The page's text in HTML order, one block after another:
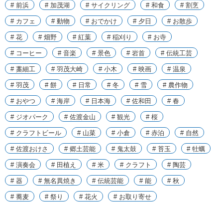
# 前浜 # 加茂湖 # サイクリング # 和食 # 割烹
# カフェ # 動物 # おでかけ # 夕日 # お散歩
# 花 # 畑野 # 紅葉 # 稲刈り # お寺
# コーヒー # 音楽 # 景色 # 岩首 # 伝統工芸
# 藁細工 # 羽茂大崎 # 小木 # 映画 # 温泉
# 羽茂 # 餅 # 日常 # 冬 # 雪 # 農作物
# おやつ # 海岸 # 日本海 # 佐和田 # 春
# ジオパーク # 佐渡金山 # 観光 # 桜
# クラフトビール # 山菜 # 小倉 # 赤泊 # 自然
# 佐渡おけさ # 郷土芸能 # 鬼太鼓 # 苔玉 # 牡蠣
# 演奏会 # 田植え # 米 # クラフト # 陶芸
# 器 # 無名異焼き # 伝統芸能 # 能 # 秋
# 蕎麦 # 祭り # 花火 # お取り寄せ